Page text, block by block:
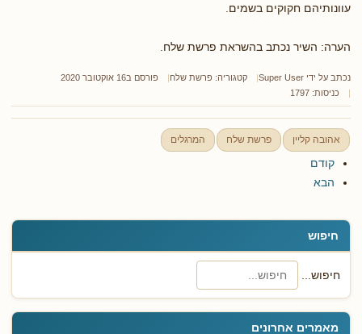
חיפוש
חיפוש...
מאמרים אחרונים
עוונותיהם חקוקים בשמים.
הערה: השיר נכתב בהשראת פרשת שלח.
נכתב על ידי Super User קטגוריה: פרשת שלח
פורסם ב16 אוקטובר 2020
כניסות: 1797
אהובה קליין פרשת שלח המרגלים
קודם
הבא